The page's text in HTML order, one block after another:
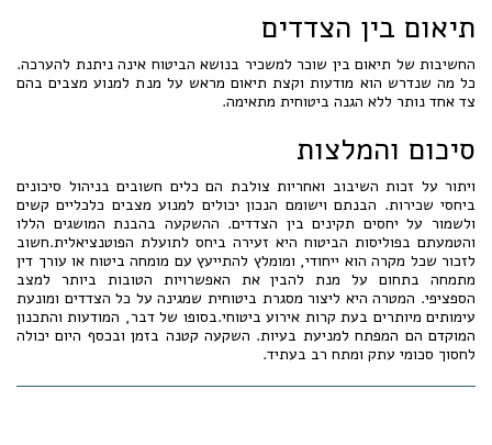
תיאום בין הצדדים
החשיבות של תיאום בין שוכר למשכיר בנושא הביטוח אינה ניתנת להערכה.
כל מה שנדרש הוא מודעות וקצת תיאום מראש על מנת למנוע מצבים בהם
צד אחד נותר ללא הגנה ביטוחית מתאימה.
סיכום והמלצות
ויתור על זכות השיבוב ואחריות צולבת הם כלים חשובים בניהול סיכונים
ביחסי שכירות. הבנתם וישומם הנכון יכולים למנוע מצבים כלכליים קשים
ולשמור על יחסים תקינים בין הצדדים. ההשקעה בהבנת המושגים הללו
והטמעתם בפוליסות הביטוח היא זעירה ביחס לתועלת הפוטנציאלית.חשוב
לזכור שכל מקרה הוא ייחודי, ומומלץ להתייעץ עם מומחה ביטוח או עורך דין
מתמחה בתחום על מנת להבין את האפשרויות הטובות ביותר למצב
הספציפי. המטרה היא ליצור מסגרת ביטוחית שמגינה על כל הצדדים ומונעת
עימותים מיותרים בעת קרות אירוע ביטוחי.בסופו של דבר, המודעות והתכנון
המוקדם הם המפתח למניעת בעיות. השקעה קטנה בזמן ובכסף היום יכולה
לחסוך סכומי עתק ומתח רב בעתיד.